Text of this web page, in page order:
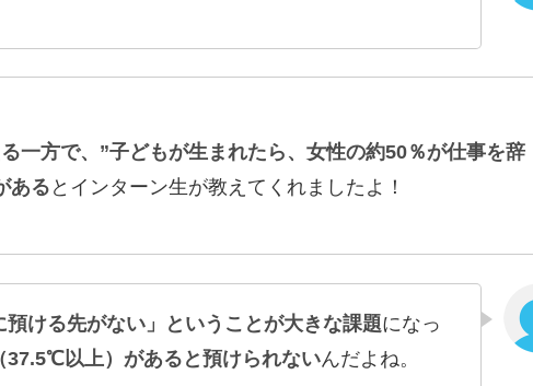
る一方で、”子どもが生まれたら、女性の約50％が仕事を辞
ある とインターン生が教えてくれましたよ！
預ける先がない」ということが大きな課題になっ
37.5℃以上）があると預けられないんだよね。